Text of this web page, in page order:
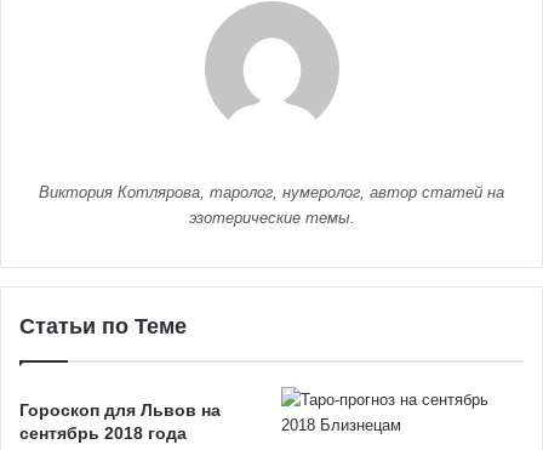
Виктория Котлярова, таролог, нумеролог, автор статей на
эзотерические темы.
Статьи по Теме
Гороскоп для Львов на
сентябрь 2018 года